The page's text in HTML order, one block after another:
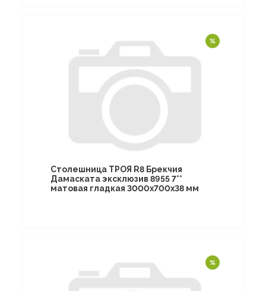
Столешница ТРОЯ R8 Брекчия
Дамаската эксклюзив 8955 7**
матовая гладкая 3000х700х38 мм